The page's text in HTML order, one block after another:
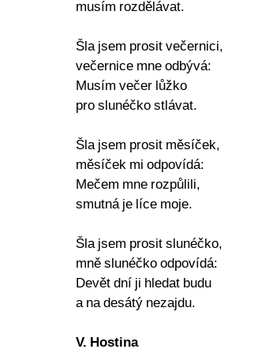
musím rozdělávat.
Šla jsem prosit večernici,
večernice mne odbývá:
Musím večer lůžko
pro slunéčko stlávat.
Šla jsem prosit měsíček,
měsíček mi odpovídá:
Mečem mne rozpůlili,
smutná je líce moje.
Šla jsem prosit slunéčko,
mně slunéčko odpovídá:
Devět dní ji hledat budu
a na desátý nezajdu.
V. Hostina